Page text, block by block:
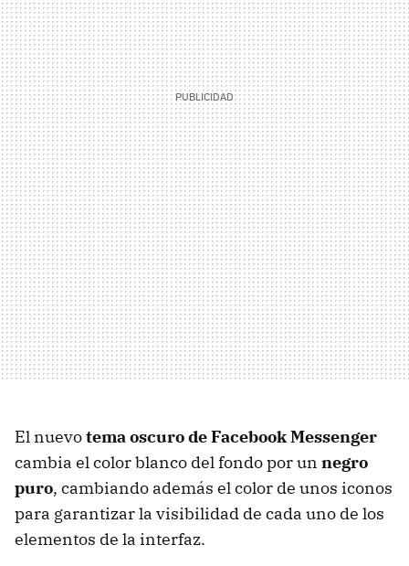
El nuevotema oscuro de Facebook Messenger
cambia el color blanco del fondo por un negro
puro, cambiando además el color de unos iconos
para garantizar la visibilidad de cada uno de los
elementos de la interfaz.